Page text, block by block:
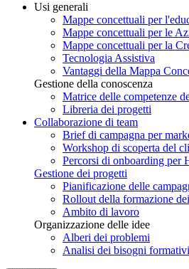
Usi generali
Mappe concettuali per
Mappe concettuali per le
Mappe concettuali per la
Tecnologia Assistiva
Vantaggi della Mappa
Gestione della conoscenza
Matrice delle competenze
Libreria dei progetti
Collaborazione di team
Brief di campagna per
Workshop di scoperta del
Percorsi di onboarding per
Gestione dei progetti
Pianificazione delle
Rollout della formazione
Ambito di lavoro
Organizzazione delle idee
Alberi dei problemi
Analisi dei bisogni formativi